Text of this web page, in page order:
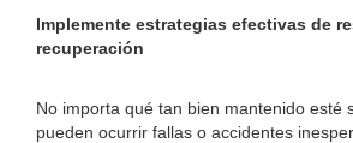
Implemente estrategias efectivas de
recuperación
No importa qué tan bien mantenido esté
pueden ocurrir fallas o accidentes